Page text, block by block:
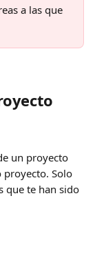
a las que
un proyecto
Solo
que te han sido